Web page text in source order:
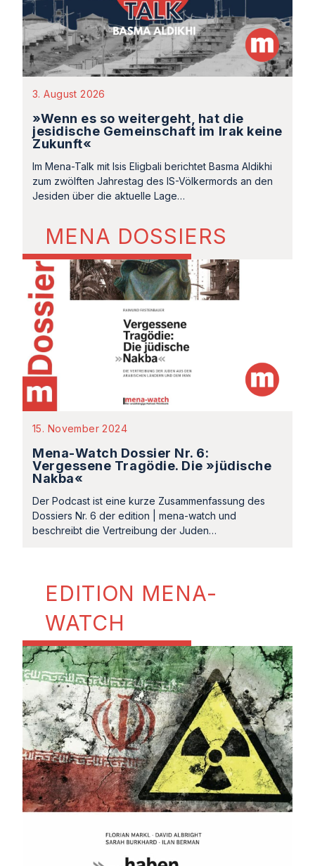
3. August 2026
»Wenn es so weitergeht, hat die
jesidische Gemeinschaft im Irak keine
Zukunft«
Im Mena-Talk mit Isis Eligbali berichtet Basma Aldikhi
zum zwölften Jahrestag des IS-Völkermords an den
Jesiden über die aktuelle Lage…
MENA DOSSIERS
15. November 2024
Mena-Watch Dossier Nr. 6:
Vergessene Tragödie. Die »jüdische
Nakba«
Der Podcast ist eine kurze Zusammenfassung des
Dossiers Nr. 6 der edition | mena-watch und
beschreibt die Vertreibung der Juden…
EDITION MENA-
WATCH